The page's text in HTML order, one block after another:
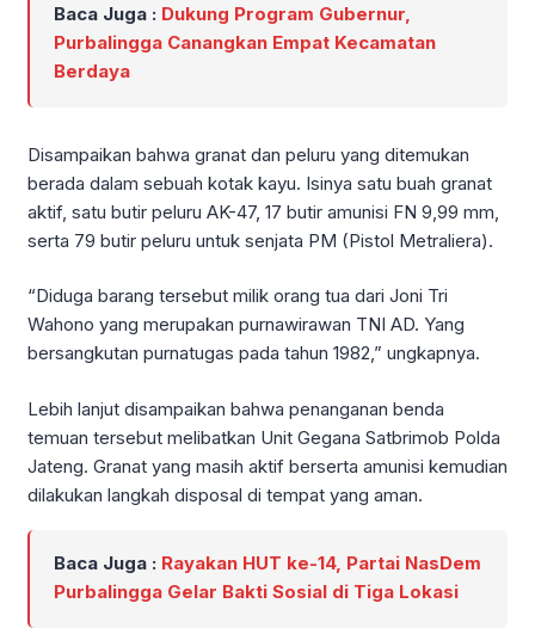
Baca Juga : Dukung Program Gubernur,
Purbalingga Canangkan Empat Kecamatan
Berdaya
Disampaikan bahwa granat dan peluru yang ditemukan
berada dalam sebuah kotak kayu. Isinya satu buah granat
aktif, satu butir peluru AK-47, 17 butir amunisi FN 9,99 mm,
serta 79 butir peluru untuk senjata PM (Pistol Metraliera).
“Diduga barang tersebut milik orang tua dari Joni Tri
Wahono yang merupakan purnawirawan TNI AD. Yang
bersangkutan purnatugas pada tahun 1982,” ungkapnya.
Lebih lanjut disampaikan bahwa penanganan benda
temuan tersebut melibatkan Unit Gegana Satbrimob Polda
Jateng. Granat yang masih aktif berserta amunisi kemudian
dilakukan langkah disposal di tempat yang aman.
Baca Juga : Rayakan HUT ke-14, Partai NasDem
Purbalingga Gelar Bakti Sosial di Tiga Lokasi